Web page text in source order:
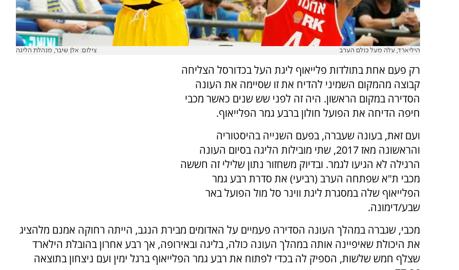
היליארד, עלה מעל כולם הערב צילום: אלן שיבר, מנהלת הליגה
רק פעם אחת בתולדות פלייאוף ליגת העל בכדורסל הצליחה
קבוצה מהמקום השמיני להדיח את זו שסיימה את העונה
הסדירה במקום הראשון. היה זה לפני שש שנים כאשר מכבי
חיפה הדיחה את הפועל חולון ברבע גמר הפלייאוף.
ועם זאת, בעונה שעברה, בפעם השנייה בהיסטוריה
והראשונה מאז 2017, שתי מובילות הליגה בסיום העונה
הרגילה לא הגיעו לגמר. ובדיוק משחזור נתון שלילי זה חששה
מכבי ת"א שפתחה הערב (רביעי) את סדרת רבע גמר
הפלייאוף שלה במסגרת ליגת ווינר סל מול הפועל באר
שבע/דימונה.
מכבי, שגברה במהלך העונה הסדירה פעמיים על האדומים מבירת הנגב, הייתה רחוקה אמנם מלהציג
את היכולת שאיפיינה אותה במהלך העונה כולה, בליגה ובאירופה, אך רבע אחרון בהובלת הילארד
שצלף חמש שלשות, הספיק לה בכדי לפתוח את רבע גמר הפלייאוף ברגל ימין ועם ניצחון בתוצאה